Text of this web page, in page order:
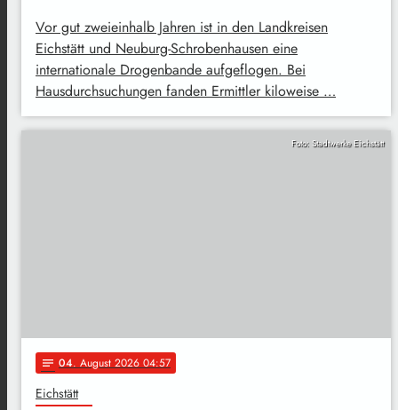
Vor gut zweieinhalb Jahren ist in den Landkreisen
Eichstätt und Neuburg-Schrobenhausen eine
internationale Drogenbande aufgeflogen. Bei
Hausdurchsuchungen fanden Ermittler kiloweise …
Foto: Stadtwerke Eichstätt
notes 04. August 2026 04:57
Eichstätt